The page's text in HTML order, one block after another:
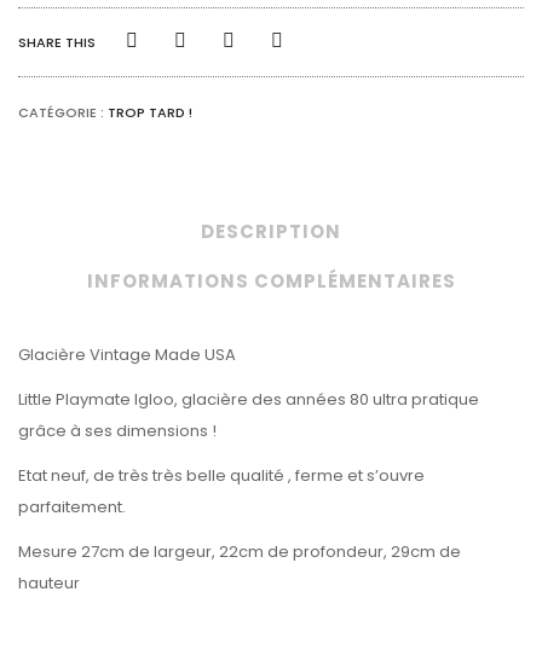
SHARE THIS
CATÉGORIE : TROP TARD !
DESCRIPTION
INFORMATIONS COMPLÉMENTAIRES
Glacière Vintage Made USA
Little Playmate Igloo, glacière des années 80 ultra pratique
grâce à ses dimensions !
Etat neuf, de très très belle qualité , ferme et s’ouvre
parfaitement.
Mesure 27cm de largeur, 22cm de profondeur, 29cm de
hauteur